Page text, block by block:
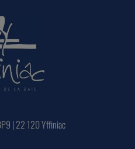
| 22 120 Yffiniac